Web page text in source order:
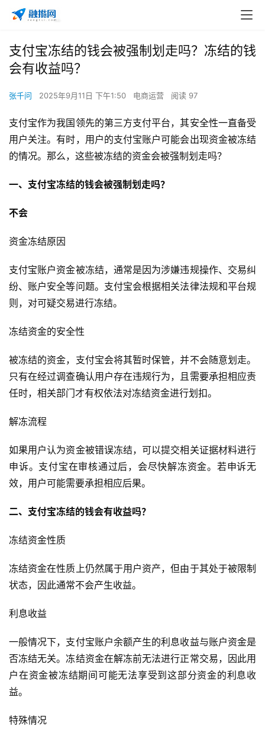
支付宝冻结的钱会被强制划走吗？冻结的钱
会有收益吗？
张千问 2025年9月11日 下午1:50 电商运营 阅读 97
支付宝作为我国领先的第三方支付平台，其安全性一直备受
用户关注。有时，用户的支付宝账户可能会出现资金被冻结
的情况。那么，这些被冻结的资金会被强制划走吗？
一、支付宝冻结的钱会被强制划走吗？
不会
资金冻结原因
支付宝账户资金被冻结，通常是因为涉嫌违规操作、交易纠
纷、账户安全等问题。支付宝会根据相关法律法规和平台规
则，对可疑交易进行冻结。
冻结资金的安全性
被冻结的资金，支付宝会将其暂时保管，并不会随意划走。
只有在经过调查确认用户存在违规行为，且需要承担相应责
任时，相关部门才有权依法对冻结资金进行划扣。
解冻流程
如果用户认为资金被错误冻结，可以提交相关证据材料进行
申诉。支付宝在审核通过后，会尽快解冻资金。若申诉无
效，用户可能需要承担相应后果。
二、支付宝冻结的钱会有收益吗？
冻结资金性质
冻结资金在性质上仍然属于用户资产，但由于其处于被限制
状态，因此通常不会产生收益。
利息收益
一般情况下，支付宝账户余额产生的利息收益与账户资金是
否冻结无关。冻结资金在解冻前无法进行正常交易，因此用
户在资金被冻结期间可能无法享受到这部分资金的利息收
益。
特殊情况